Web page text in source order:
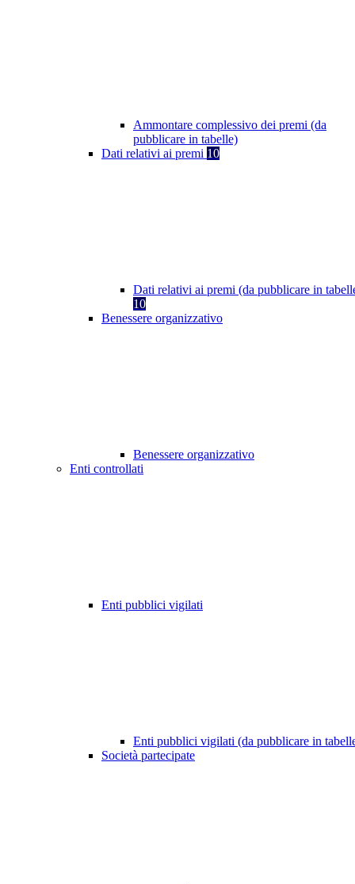
Ammontare complessivo dei premi (da
pubblicare in tabelle)
Dati relativi ai premi 10
Dati relativi ai premi (da pubblicare in
10
Benessere organizzativo
Benessere organizzativo
Enti controllati
Enti pubblici vigilati
Enti pubblici vigilati (da pubblicare in
Società partecipate